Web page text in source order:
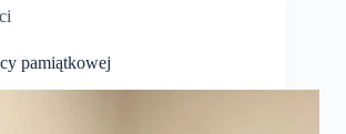
pamiątkowej